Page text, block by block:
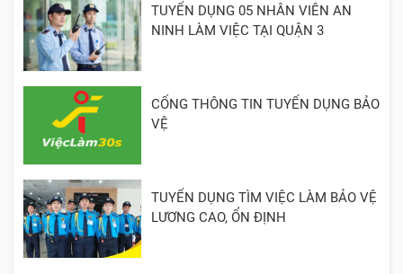
TUYỂN DỤNG 05 NHÂN VIÊN AN
NINH LÀM VIỆC TẠI QUẬN 3
CỔNG THÔNG TIN TUYỂN DỤNG BẢO
VỆ
TUYỂN DỤNG TÌM VIỆC LÀM BẢO VỆ
LƯƠNG CAO, ỔN ĐỊNH